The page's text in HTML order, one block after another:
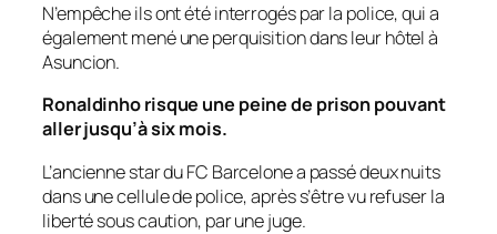
N’empêche ils ont été interrogés par la police, qui a
également mené une perquisition dans leur hôtel à
Asuncion.
Ronaldinho risque une peine de prison pouvant
aller jusqu’à six mois.
L’ancienne star du FC Barcelone a passé deux nuits
dans une cellule de police, après s’être vu refuser la
liberté sous caution, par une juge.